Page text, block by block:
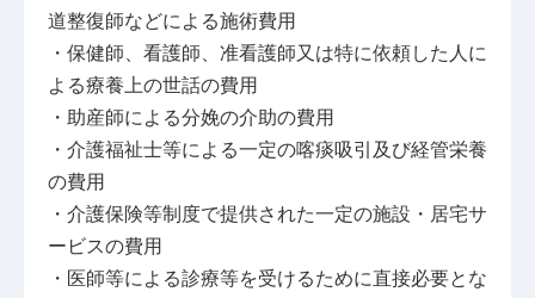
道整復師などによる施術費用
・保健師、看護師、准看護師又は特に依頼した人に
よる療養上の世話の費用
・助産師による分娩の介助の費用
・介護福祉士等による一定の喀痰吸引及び経管栄養
の費用
・介護保険等制度で提供された一定の施設・居宅サ
ービスの費用
・医師等による診療等を受けるために直接必要とな